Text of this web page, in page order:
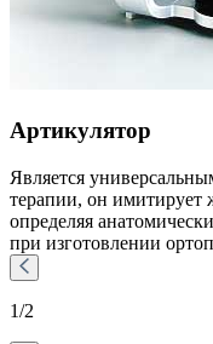
Артикулятор
Является
терапии, он имитирует
определяя
при изготовлении
1/2